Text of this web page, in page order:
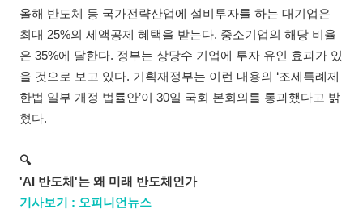
올해 반도체 등 국가전략산업에 설비투자를 하는 대기업은
최대 25%의 세액공제 혜택을 받는다. 중소기업의 해당 비율
은 35%에 달한다. 정부는 상당수 기업에 투자 유인 효과가 있
을 것으로 보고 있다. 기획재정부는 이런 내용의 ‘조세특례제
한법 일부 개정 법률안’이 30일 국회 본회의를 통과했다고 밝
혔다.
🔍
'AI 반도체'는 왜 미래 반도체인가
기사보기 : 오피니언뉴스